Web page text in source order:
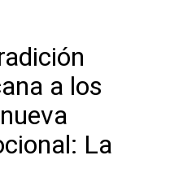
a los
La